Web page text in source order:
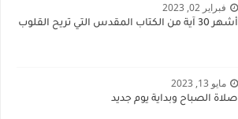
فبراير 02, 2023
أشهر 30 آية من الكتاب المقدس التي تريح القلوب
مايو 13, 2023
صلاة الصباح وبداية يوم جديد